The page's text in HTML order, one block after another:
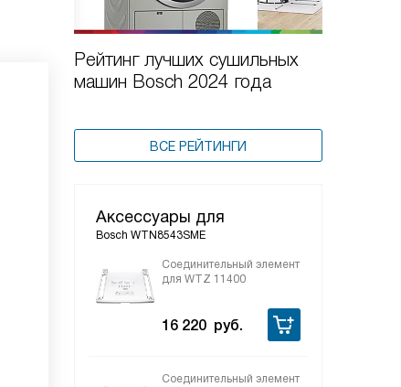
Рейтинг лучших сушильных
машин Bosch 2024 года
ВСЕ РЕЙТИНГИ
Аксессуары для
Bosch WTN8543SME
Соединительный элемент
для WTZ 11400
16 220 руб.
Соединительный элемент